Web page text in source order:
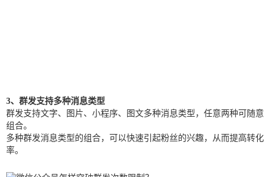
3、群发支持多种消息类型
群发支持文字、图片、小程序、图文多种消息类型，任意两种可随意
组合。
多种群发消息类型的组合，可以快速引起粉丝的兴趣，从而提高转化
率。